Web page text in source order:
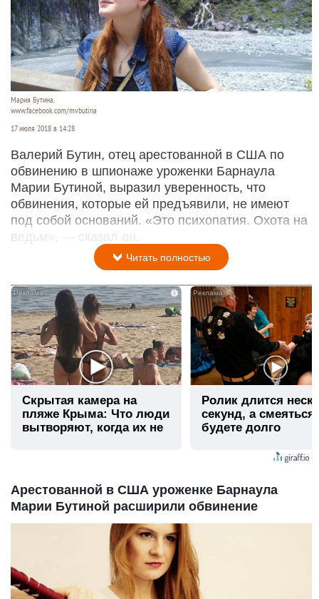
Мария Бутина.
www.facebook.com/mvbutina
17 июля 2018 в 14:28
Валерий Бутин, отец арестованной в США по
обвинению в шпионаже уроженки Барнаула
Марии Бутиной, выразил уверенность, что
обвинения, которые ей предъявили, не имеют
под собой оснований. «Это психопатия. Охота на
ведьм», — сказал он.
Читать полностью
i
Скрытая камера на
пляже Крыма: Что люди
вытворяют, когда их не
Ролик длится
секунд, а
будете долго
Арестованной в США уроженке Барнаула
Марии Бутиной расширили обвинение